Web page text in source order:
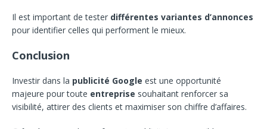
Il est important de tester différentes variantes d’annonces
pour identifier celles qui performent le mieux.
Conclusion
Investir dans la publicité Google est une opportunité
majeure pour toute entreprise souhaitant renforcer sa
visibilité, attirer des clients et maximiser son chiffre d’affaires.